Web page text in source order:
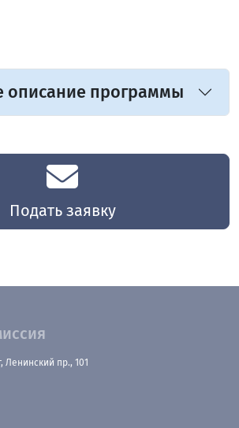
описание программы
Подать заявку
Ленинский пр., 101